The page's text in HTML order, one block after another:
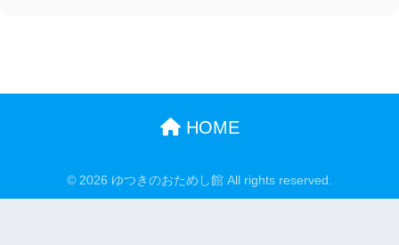
HOME
© 2026 ゆつきのおためし館 All rights reserved.